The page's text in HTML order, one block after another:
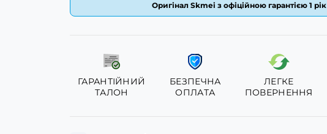
Оригінал Skmei з офіційною гарантією 1 рік
ГАРАНТІЙНИЙ
ТАЛОН
БЕЗПЕЧНА
ОПЛАТА
ЛЕГКЕ
ПОВЕРНЕННЯ